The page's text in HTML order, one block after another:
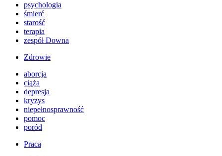
psychologia
śmierć
starość
terapia
zespół Downa
Zdrowie
aborcja
ciąża
depresja
kryzys
niepełnosprawność
pomoc
poród
Praca